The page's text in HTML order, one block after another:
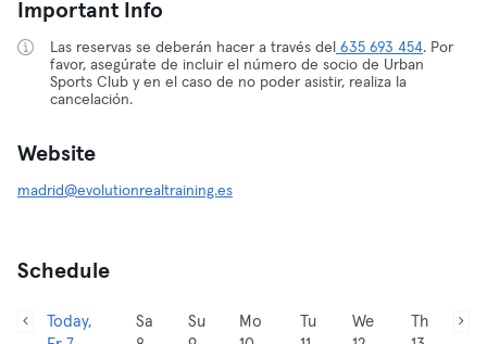
Important Info
Las reservas se deberán hacer a través del 635 693 454. Por
favor, asegúrate de incluir el número de socio de Urban
Sports Club y en el caso de no poder asistir, realiza la
cancelación.
Website
madrid@evolutionrealtraining.es
Schedule
Today,
Sa
Su
Mo
Tu
We
Th